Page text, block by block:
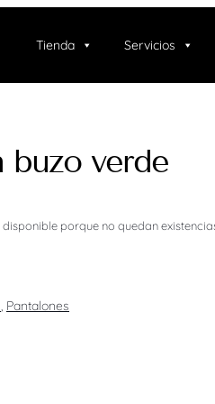
Tienda Servicios
buzo verde
porque no quedan
, Pantalones